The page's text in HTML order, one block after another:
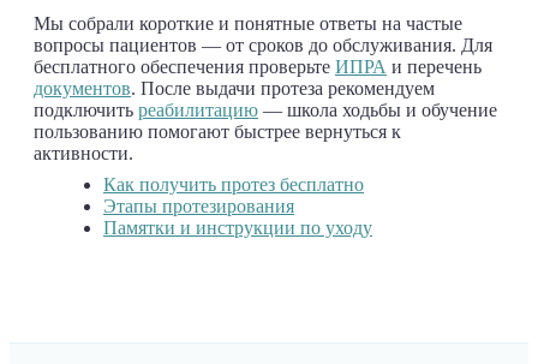
Мы собрали короткие и понятные ответы на частые
вопросы пациентов — от сроков до обслуживания. Для
бесплатного обеспечения проверьте ИПРА и перечень
документов. После выдачи протеза рекомендуем
подключить реабилитацию — школа ходьбы и обучение
пользованию помогают быстрее вернуться к
активности.
Как получить протез бесплатно
Этапы протезирования
Памятки и инструкции по уходу